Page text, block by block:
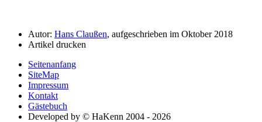
Autor: Hans Claußen, aufgeschrieben im Oktober 2018
Artikel drucken
Seitenanfang
SiteMap
Impressum
Kontakt
Gästebuch
Developed by © HaKenn 2004 - 2026